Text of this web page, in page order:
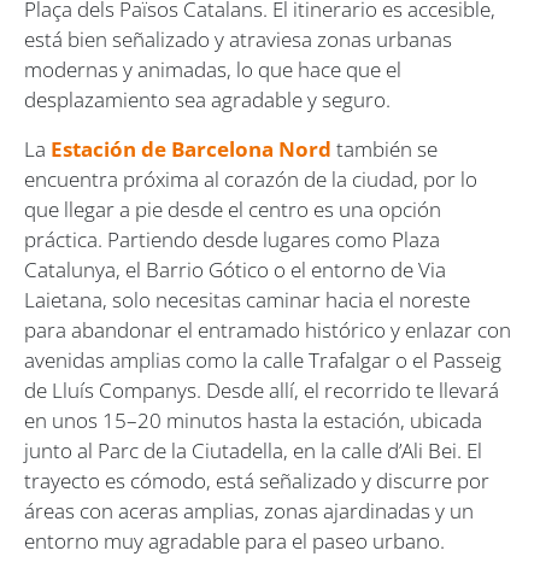
Plaça dels Països Catalans. El itinerario es accesible,
está bien señalizado y atraviesa zonas urbanas
modernas y animadas, lo que hace que el
desplazamiento sea agradable y seguro.
La Estación de Barcelona Nord también se
encuentra próxima al corazón de la ciudad, por lo
que llegar a pie desde el centro es una opción
práctica. Partiendo desde lugares como Plaza
Catalunya, el Barrio Gótico o el entorno de Via
Laietana, solo necesitas caminar hacia el noreste
para abandonar el entramado histórico y enlazar con
avenidas amplias como la calle Trafalgar o el Passeig
de Lluís Companys. Desde allí, el recorrido te llevará
en unos 15–20 minutos hasta la estación, ubicada
junto al Parc de la Ciutadella, en la calle d’Ali Bei. El
trayecto es cómodo, está señalizado y discurre por
áreas con aceras amplias, zonas ajardinadas y un
entorno muy agradable para el paseo urbano.